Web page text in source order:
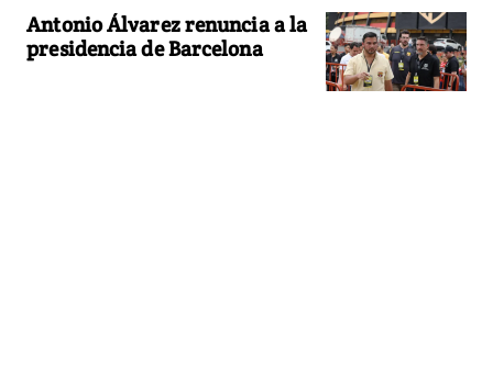
Antonio Álvarez renuncia a la
presidencia de Barcelona